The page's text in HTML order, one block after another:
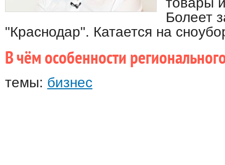
Болеет
"Краснодар". Катается на
В чём особенности
темы: бизнес